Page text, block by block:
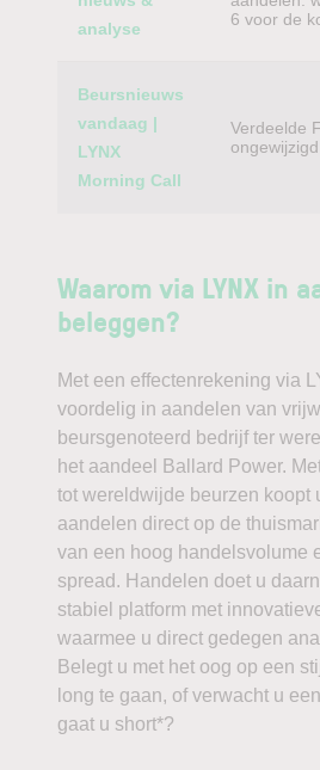
analyse
6 voor de
Beursnieuws
vandaag |
LYNX
Morning Call
Verdeelde
ongewijzigd
Waarom via LYNX in
beleggen?
Met een effectenrekening via
voordelig in aandelen van
beursgenoteerd bedrijf ter
het aandeel Ballard Power.
tot wereldwijde beurzen koopt
aandelen direct op de
van een hoog handelsvolume
spread. Handelen doet u
stabiel platform met
waarmee u direct gedegen
Belegt u met het oog op een
long te gaan, of verwacht u
gaat u short*?